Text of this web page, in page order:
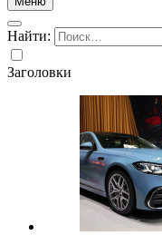
Найти:
Заголовки